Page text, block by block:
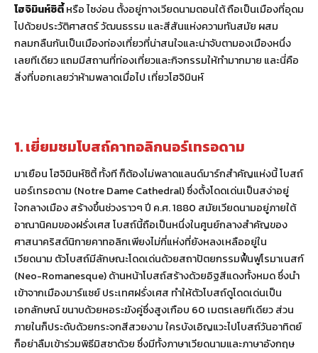
โฮจิมินห์ซิตี้หรือ ไซง่อน ตั้งอยู่ทางเวียดนามตอนใต้ ถือเป็นเมืองที่อุดม
ไปด้วยประวัติศาสตร์ วัฒนธรรม และสีสันแห่งความทันสมัย ผสม
กลมกลืนกันเป็นเมืองท่องเที่ยวที่น่าสนใจและน่าจับตามองเมืองหนึ่ง
เลยทีเดียว แถมมีสถานที่ท่องเที่ยวและกิจกรรมให้ทำมากมาย และนี่คือ
สิ่งที่บอกเลยว่าห้ามพลาดเมื่อไป เที่ยวโฮจิมินห์
1. เยี่ยมชมโบสถ์คาทอลิกนอร์เทรอดาม
มาเยือน โฮจิมินห์ซิตี้ ทั้งที ก็ต้องไม่พลาดแลนด์มาร์กสำคัญแห่งนี้ โบสถ์
นอร์เทรอดาม (Notre Dame Cathedral) ซึ่งตั้งโดดเด่นเป็นสง่าอยู่
ใจกลางเมือง สร้างขึ้นช่วงราวๆ ปี ค.ศ. 1880 สมัยเวียดนามอยู่ภายใต้
อาณานิคมของฝรั่งเศส โบสถ์นี้ถือเป็นหนึ่งในศูนย์กลางสำคัญของ
ศาสนาคริสต์นิกายคาทอลิกเพียงไม่กี่แห่งที่ยังหลงเหลืออยู่ใน
เวียดนาม ตัวโบสถ์มีลักษณะโดดเด่นด้วยสถาปัตยกรรมฟื้นฟูโรมาเนสก์
(Neo-Romanesque) ด้านหน้าโบสถ์สร้างด้วยอิฐสีแดงทั้งหมด ซึ่งนำ
เข้าจากเมืองมาร์แซย์ ประเทศฝรั่งเศส ทำให้ตัวโบสถ์ดูโดดเด่นเป็น
เอกลักษณ์ ขนาบด้วยหอระฆังคู่ซึ่งสูงเกือบ 60 เมตรเลยทีเดียว ส่วน
ภายในก็ประดับด้วยกระจกสีสวยงาม ใครบังเอิญแวะไปโบสถ์วันอาทิตย์
ก็อย่าลืมเข้าร่วมพิธีมิสซาด้วย ซึ่งมีทั้งภาษาเวียดนามและภาษาอังกฤษ